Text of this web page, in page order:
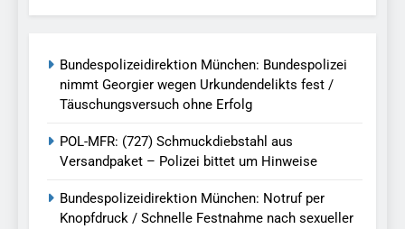
Bundespolizeidirektion München: Bundespolizei
nimmt Georgier wegen Urkundendelikts fest /
Täuschungsversuch ohne Erfolg
POL-MFR: (727) Schmuckdiebstahl aus
Versandpaket – Polizei bittet um Hinweise
Bundespolizeidirektion München: Notruf per
Knopfdruck / Schnelle Festnahme nach sexueller